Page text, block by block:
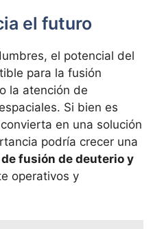
el futuro
el potencial del
para la fusión
la atención de
Si bien es
en una solución
podría crecer una
fusión de deuterio y
operativos y